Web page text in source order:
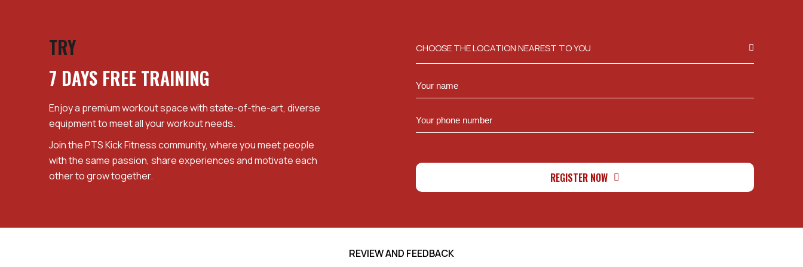
TRY
7 DAYS FREE TRAINING
Enjoy a premium workout space with state-of-the-art, diverse
equipment to meet all your workout needs.
Join the PTS Kick Fitness community, where you meet people
with the same passion, share experiences and motivate each
other to grow together.
CHOOSE THE LOCATION NEAREST TO YOU
REGISTER NOW
REVIEW AND FEEDBACK